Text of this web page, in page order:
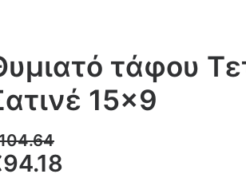
τάφου
15×9
94.18